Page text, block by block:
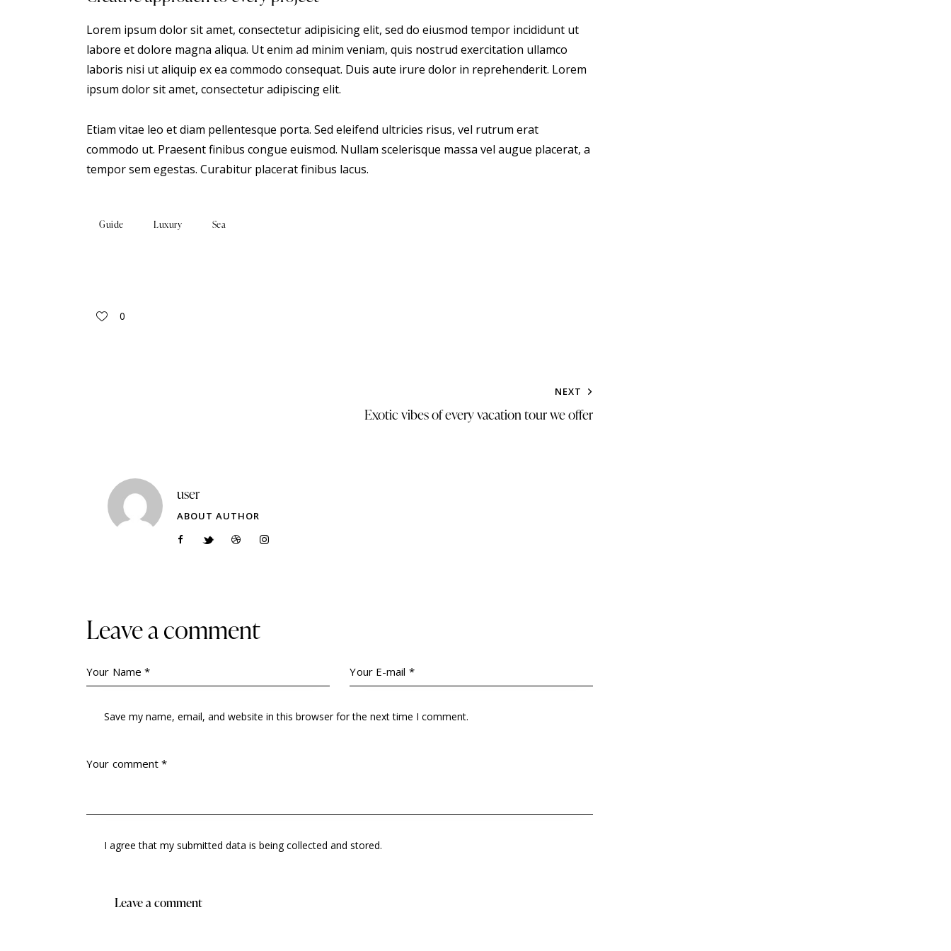
Lorem ipsum dolor sit amet, consectetur adipisicing elit, sed do eiusmod tempor incididunt ut
labore et dolore magna aliqua. Ut enim ad minim veniam, quis nostrud exercitation ullamco
laboris nisi ut aliquip ex ea commodo consequat. Duis aute irure dolor in reprehenderit. Lorem
ipsum dolor sit amet, consectetur adipiscing elit.
Etiam vitae leo et diam pellentesque porta. Sed eleifend ultricies risus, vel rutrum erat
commodo ut. Praesent finibus congue euismod. Nullam scelerisque massa vel augue placerat, a
tempor sem egestas. Curabitur placerat finibus lacus.
Guide Luxury Sea
0
NEXT
Exotic vibes of every vacation tour we offer
user
ABOUT AUTHOR
Leave a comment
Save my name, email, and website in this browser for the next time I comment.
I agree that my submitted data is beingcollected and stored.